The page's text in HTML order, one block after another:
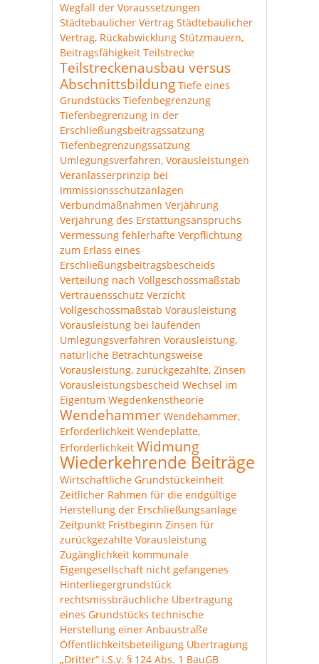
Wegfall der Voraussetzungen
Städtebaulicher Vertrag Städtebaulicher
Vertrag, Rückabwicklung Stützmauern,
Beitragsfähigkeit Teilstrecke
Teilstreckenausbau versus
Abschnittsbildung Tiefe eines
Grundstücks Tiefenbegrenzung
Tiefenbegrenzung in der
Erschließungsbeitragssatzung
Tiefenbegrenzungssatzung
Umlegungsverfahren, Vorausleistungen
Veranlasserprinzip bei
Immissionsschutzanlagen
Verbundmaßnahmen Verjährung
Verjährung des Erstattungsanspruchs
Vermessung fehlerhafte Verpflichtung
zum Erlass eines
Erschließungsbeitragsbescheids
Verteilung nach Vollgeschossmaßstab
Vertrauensschutz Verzicht
Vollgeschossmaßstab Vorausleistung
Vorausleistung bei laufenden
Umlegungsverfahren Vorausleistung,
natürliche Betrachtungsweise
Vorausleistung, zurückgezahlte, Zinsen
Vorausleistungsbescheid Wechsel im
Eigentum Wegdenkenstheorie
Wendehammer Wendehammer,
Erforderlichkeit Wendeplatte,
Erforderlichkeit Widmung
Wiederkehrende Beiträge
Wirtschaftliche Grundstückeinheit
Zeitlicher Rahmen für die endgültige
Herstellung der Erschließungsanlage
Zeitpunkt Fristbeginn Zinsen für
zurückgezahlte Vorausleistung
Zugänglichkeit kommunale
Eigengesellschaft nicht gefangenes
Hinterliegergrundstück
rechtsmissbräuchliche Übertragung
eines Grundstücks technische
Herstellung einer Anbaustraße
Öffentlichkeitsbeteiligung Übertragung
„Dritter“ i.S.v. § 124 Abs. 1 BauGB